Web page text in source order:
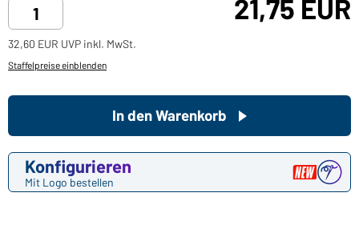
21,75 EUR
32,60 EUR UVP inkl. MwSt.
Staffelpreise einblenden
Konfigurieren
Mit Logo bestellen
In den Warenkorb